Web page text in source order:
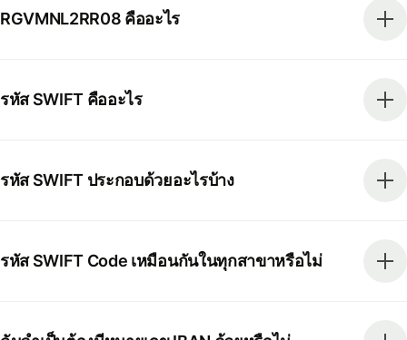
RGVMNL2RR08 คืออะไร
รหัส SWIFT คืออะไร
รหัส SWIFT ประกอบด้วยอะไรบ้าง
รหัส SWIFT Code เหมือนกันในทุกสาขาหรือไม่